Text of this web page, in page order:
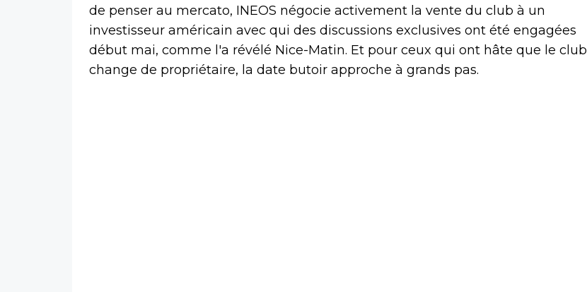
de penser au mercato, INEOS négocie activement la vente du club à un
investisseur américain avec qui des discussions exclusives ont été engagées
début mai, comme l'a révélé Nice-Matin. Et pour ceux qui ont hâte que le club
change de propriétaire, la date butoir approche à grands pas.